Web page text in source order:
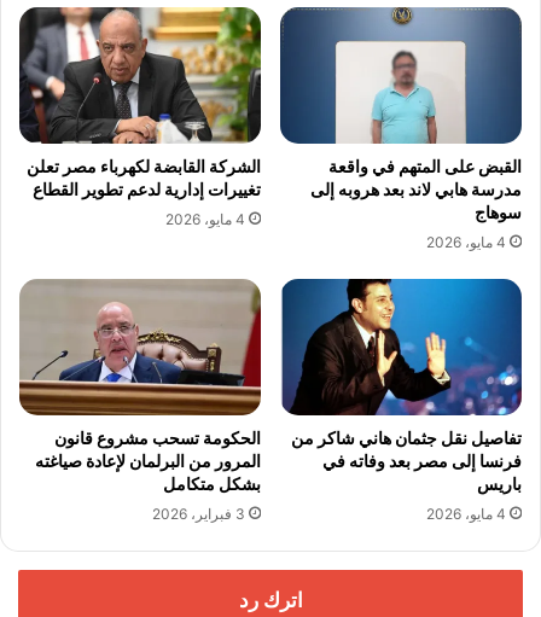
القبض على المتهم في واقعة
مدرسة هابي لاند بعد هروبه إلى
سوهاج
4 مايو، 2026
الشركة القابضة لكهرباء مصر تعلن
تغييرات إدارية لدعم تطوير القطاع
4 مايو، 2026
تفاصيل نقل جثمان هاني شاكر من
فرنسا إلى مصر بعد وفاته في
باريس
4 مايو، 2026
الحكومة تسحب مشروع قانون
المرور من البرلمان لإعادة صياغته
بشكل متكامل
3 فبراير، 2026
اترك رد